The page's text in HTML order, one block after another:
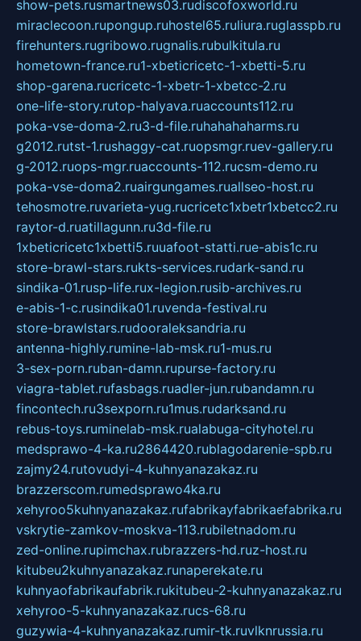
show-pets.rusmartnews03.rudiscofoxworld.ru
miraclecoon.rupongup.ruhostel65.ruliura.ruglasspb.ru
firehunters.rugribowo.rugnalis.rubulkitula.ru
hometown-france.ru1-xbeticricetc-1-xbetti-5.ru
shop-garena.rucricetc-1-xbetr-1-xbetcc-2.ru
one-life-story.rutop-halyava.ruaccounts112.ru
poka-vse-doma-2.ru3-d-file.ruhahahaharms.ru
g2012.rutst-1.rushaggy-cat.ruopsmgr.ruev-gallery.ru
g-2012.ruops-mgr.ruaccounts-112.rucsm-demo.ru
poka-vse-doma2.ruairgungames.ruallseo-host.ru
tehosmotre.ruvarieta-yug.rucricetc1xbetr1xbetcc2.ru
raytor-d.ruatillagunn.ru3d-file.ru
1xbeticricetc1xbetti5.ruuafoot-statti.rue-abis1c.ru
store-brawl-stars.rukts-services.rudark-sand.ru
sindika-01.rusp-life.rux-legion.rusib-archives.ru
e-abis-1-c.rusindika01.ruvenda-festival.ru
store-brawlstars.rudooraleksandria.ru
antenna-highly.rumine-lab-msk.ru1-mus.ru
3-sex-porn.ruban-damn.rupurse-factory.ru
viagra-tablet.rufasbags.ruadler-jun.rubandamn.ru
fincontech.ru3sexporn.ru1mus.rudarksand.ru
rebus-toys.ruminelab-msk.rualabuga-cityhotel.ru
medsprawo-4-ka.ru2864420.rublagodarenie-spb.ru
zajmy24.rutovudyi-4-kuhnyanazakaz.ru
brazzerscom.rumedsprawo4ka.ru
xehyroo5kuhnyanazakaz.rufabrikayfabrikaefabrika.ru
vskrytie-zamkov-moskva-113.rubiletnadom.ru
zed-online.rupimchax.rubrazzers-hd.ruz-host.ru
kitubeu2kuhnyanazakaz.runaperekate.ru
kuhnyaofabrikaufabrik.rukitubeu-2-kuhnyanazakaz.ru
xehyroo-5-kuhnyanazakaz.rucs-68.ru
guzywia-4-kuhnyanazakaz.rumir-tk.ruvlknrussia.ru